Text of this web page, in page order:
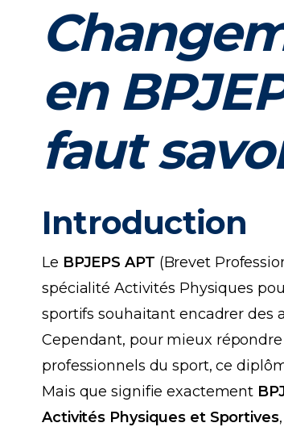
en
faut
Introduction
Le BPJEPS APT (Brevet
spécialité Activités Physiques
sportifs souhaitant encadrer des
Cependant, pour mieux
professionnels du sport, ce
Mais que signifie exactement
Activités Physiques et Sportives